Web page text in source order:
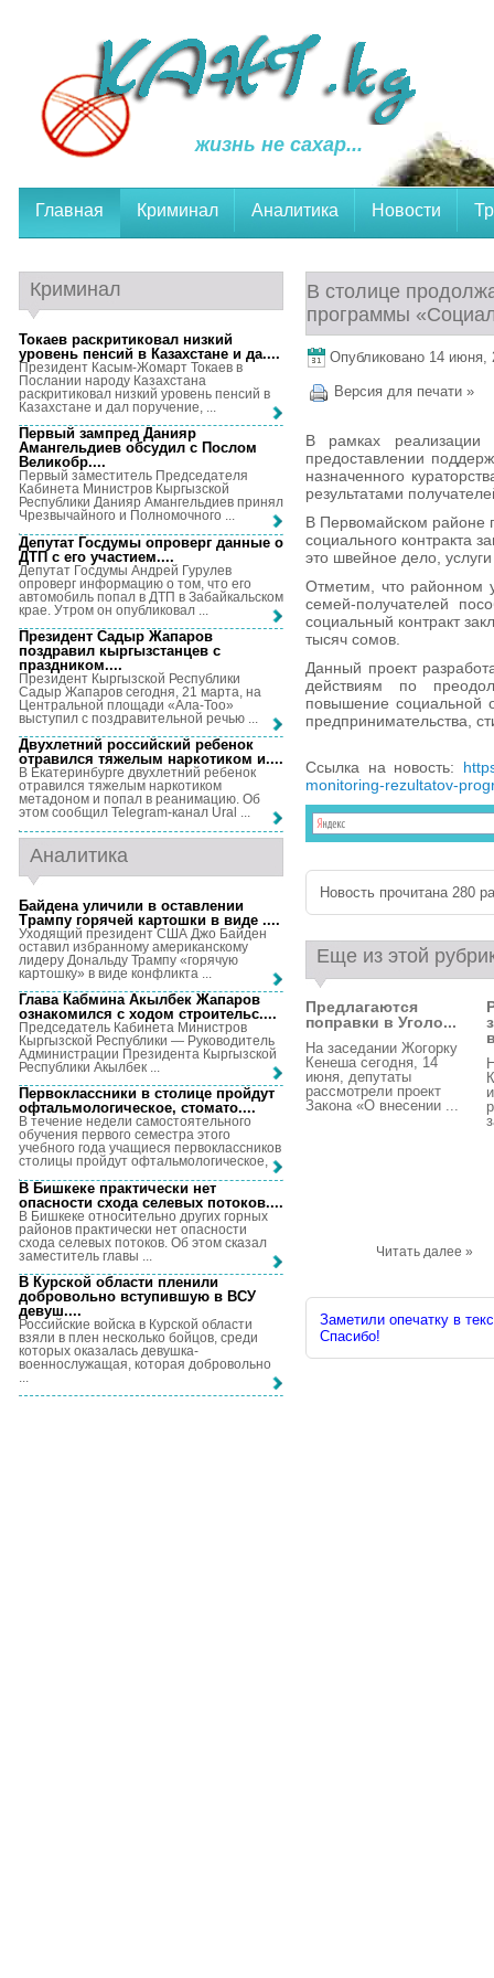
жизнь не сахар...
Главная Криминал Аналитика Новости
В столице
программы
Опубликовано 14 июня,
Версия для печати »
В рамках реализации
предоставлении
назначенного
результатами
В Первомайском районе
социального контракта
это швейное дело, услуги
Отметим, что районном
семей-получателей
социальный контракт
тысяч сомов.
Данный проект
действиям по
повышение социальной
предпринимательства,
Ссылка на новость:
monitoring-rezultatov-
Новость прочитана 280
Еще из этой
Предлагаются
поправки в Уголо...
На заседании Жогорку
Кенеша сегодня, 14
июня, депутаты
рассмотрели проект
Закона «О внесении ...
Читать далее »
Заметили опечатку в
Спасибо!
Криминал
Токаев раскритиковал низкий
уровень пенсий в Казахстане и да....
Президент Касым-Жомарт Токаев в
Послании народу Казахстана
раскритиковал низкий уровень пенсий в
Казахстане и дал поручение, ...
Первый зампред Данияр
Амангельдиев обсудил с Послом
Великобр....
Первый заместитель Председателя
Кабинета Министров Кыргызской
Республики Данияр Амангельдиев принял
Чрезвычайного и Полномочного ...
Депутат Госдумы опроверг данные о
ДТП с его участием....
Депутат Госдумы Андрей Гурулев
опроверг информацию о том, что его
автомобиль попал в ДТП в Забайкальском
крае. Утром он опубликовал ...
Президент Садыр Жапаров
поздравил кыргызстанцев с
праздником....
Президент Кыргызской Республики
Садыр Жапаров сегодня, 21 марта, на
Центральной площади «Ала-Тоо»
выступил с поздравительной речью ...
Двухлетний российский ребенок
отравился тяжелым наркотиком и....
В Екатеринбурге двухлетний ребенок
отравился тяжелым наркотиком
метадоном и попал в реанимацию. Об
этом сообщил Telegram-канал Ural ...
Аналитика
Байдена уличили в оставлении
Трампу горячей картошки в виде ....
Уходящий президент США Джо Байден
оставил избранному американскому
лидеру Дональду Трампу «горячую
картошку» в виде конфликта ...
Глава Кабмина Акылбек Жапаров
ознакомился с ходом строительс....
Председатель Кабинета Министров
Кыргызской Республики — Руководитель
Администрации Президента Кыргызской
Республики Акылбек ...
Первоклассники в столице пройдут
офтальмологическое, стомато....
В течение недели самостоятельного
обучения первого семестра этого
учебного года учащиеся первоклассников
столицы пройдут офтальмологическое, ...
В Бишкеке практически нет
опасности схода селевых потоков....
В Бишкеке относительно других горных
районов практически нет опасности
схода селевых потоков. Об этом сказал
заместитель главы ...
В Курской области пленили
добровольно вступившую в ВСУ
девуш....
Российские войска в Курской области
взяли в плен несколько бойцов, среди
которых оказалась девушка-
военнослужащая, которая добровольно
...